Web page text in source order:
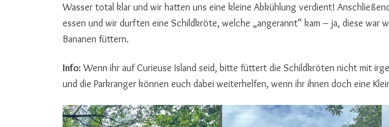
Wasser total klar und wir hatten uns eine kleine Abkühlung verdient!
essen und wir durften eine Schildkröte, welche „angerannt“ kam – ja, diese war
Bananen füttern.
Info: Wenn ihr auf Curieuse Island seid, bitte füttert die Schildkröten nicht mit
und die Parkranger können euch dabei weiterhelfen, wenn ihr ihnen doch eine